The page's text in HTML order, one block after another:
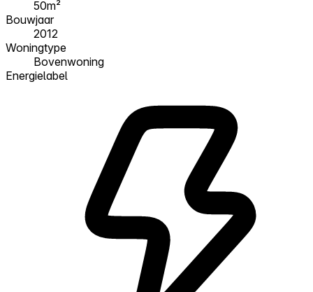
50m²
Bouwjaar
2012
Woningtype
Bovenwoning
Energielabel